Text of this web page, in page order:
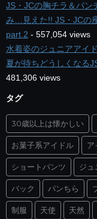
JS・JCの胸チラ＆パン
み…見えた!! JS・JCの
part.2 - 557,054 views
水着姿のジュニアアイ
夏が待ちどうしくなる
481,306 views
タグ
30歳以上は懐かしい
お菓子系アイドル ア
ショートパンツ ジュ
バック パンちら
制服 天使 天然